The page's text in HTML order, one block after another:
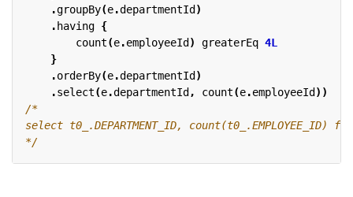
.groupBy(e.departmentId )
. having {
count(e.employeeId ) greaterEq 4L
}
.orderBy(e.departmentId )
.select(e.departmentId , count(e.employeeId ))
*/